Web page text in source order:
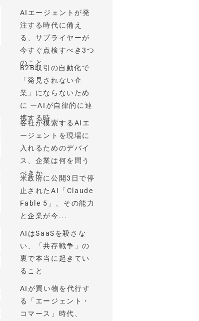
AIエージェントが発
注する時代に備え
る、サプライヤーが
今すぐ点検すべき3つ
のこと
B2B取引の自動化で
「発見されない企
業」にならないため
に ーAIが自律的に連
携する時...
各社が模索するAIエ
ージェントを現場に
入れるためのデバイ
ス、企業は何を問う
べきか
米政府に公開3日で停
止されたAI「Claude
Fable 5」、その能力
と企業が今...
AIはSaaSを殺さな
い、「共存戦争」の
裏で本当に起きてい
ること
AIが買い物を代行す
る「エージェント・
コマース」時代、